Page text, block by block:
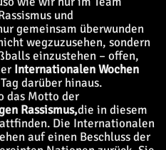
und
gemeinsam überwunden
wegzuzusehen, sondern
einzustehen – offen,
Internationalen Wochen
darüber hinaus.
das Motto der
Rassismus,die in diesem
Die Internationalen
auf einen Beschluss der